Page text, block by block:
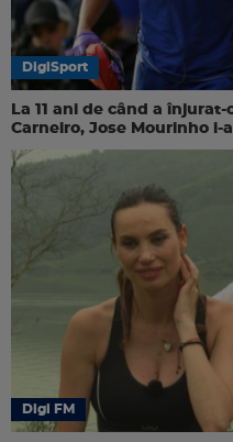
DigiSport
La 11 ani de când a
Carneiro, Jose Mourinho i-
Digi FM